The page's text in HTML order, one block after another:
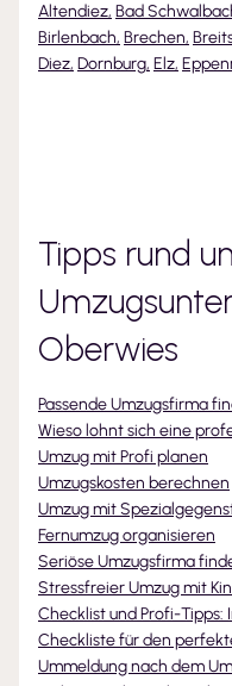
Altendiez, Bad
Birlenbach, Brechen,
Diez, Dornburg, Elz,
Tipps rund
Oberwies
Passende Umzugsfirma
Wieso lohnt sich eine
Umzug mit Profi planen
Umzugskosten berechnen
Umzug mit
Fernumzug organisieren
Seriöse Umzugsfirma
Stressfreier Umzug mit
Checklist und Profi-
Checkliste für den
Ummeldung nach dem